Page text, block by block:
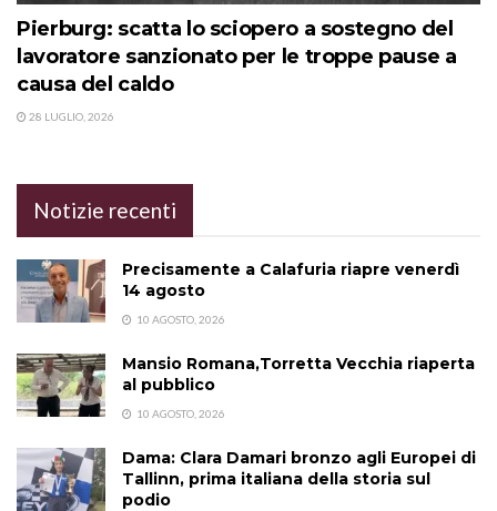
Pierburg: scatta lo sciopero a sostegno del
lavoratore sanzionato per le troppe pause a
causa del caldo
28 LUGLIO, 2026
Notizie recenti
Precisamente a Calafuria riapre venerdì
14 agosto
10 AGOSTO, 2026
Mansio Romana,Torretta Vecchia riaperta
al pubblico
10 AGOSTO, 2026
Dama: Clara Damari bronzo agli Europei di
Tallinn, prima italiana della storia sul
podio